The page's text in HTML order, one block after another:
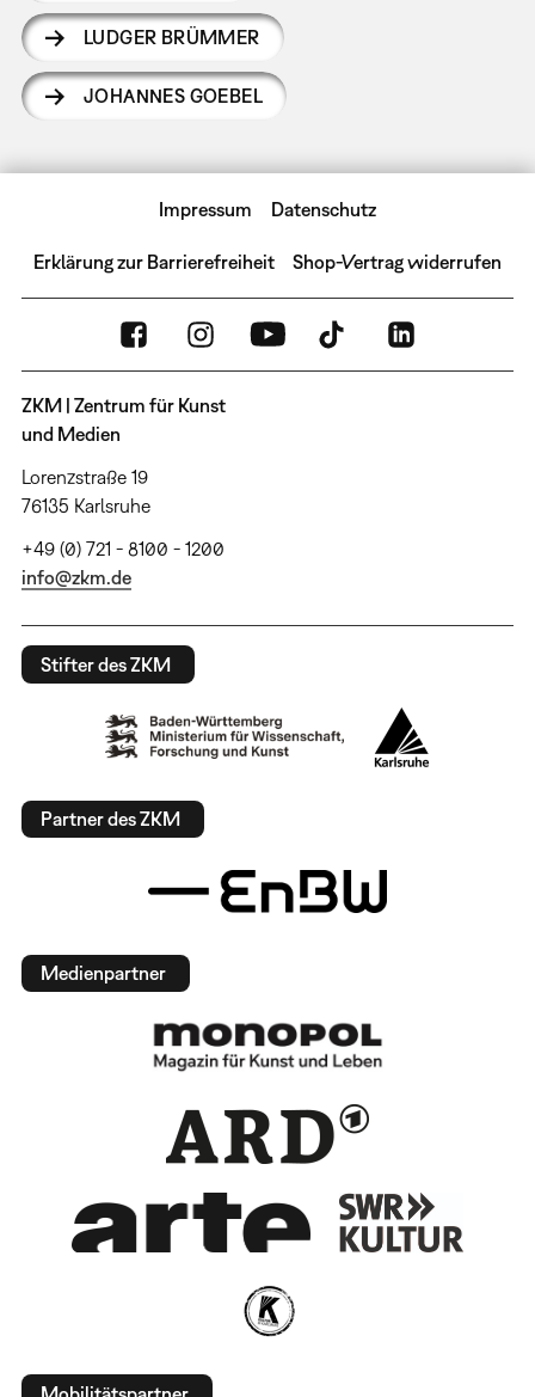
LUDGER BRÜMMER
JOHANNES GOEBEL
Impressum Datenschutz
Erklärung zur Barrierefreiheit Shop-Vertrag widerrufen
ZKM | Zentrum für Kunst
und Medien
Lorenzstraße 19
76135 Karlsruhe
+49 (0) 721 - 8100 - 1200
info@zkm.de
Stifter des ZKM
Partner des ZKM
Medienpartner